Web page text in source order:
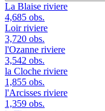
La Blaise riviere
4,685 obs.
Loir riviere
3,720 obs.
l'Ozanne riviere
3,542 obs.
la Cloche riviere
1,855 obs.
l'Arcisses riviere
1,359 obs.